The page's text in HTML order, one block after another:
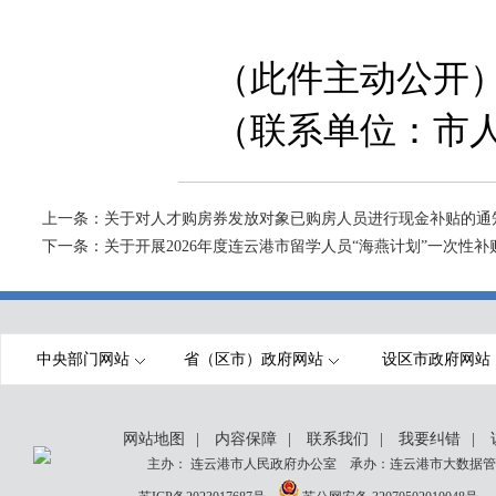
（此件主动公开
（联系单位：市
上一条： 关于对人才购房券发放对象已购房人员进行现金补贴的通
下一条： 关于开展2026年度连云港市留学人员“海燕计划”一次性补
中央部门网站 省（区市）政府网站 设区市政府网站
网站地图 内容保障 联系我们 我要纠错
主办： 连云港市人民政府办公室 承办：连云港市大数据